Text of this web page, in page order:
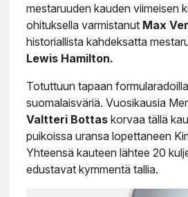
mestaruuden kauden viimeisen
ohituksella varmistanut Max
historiallista kahdeksatta
Lewis Hamilton.
Totuttuun tapaan
suomalaisväriä. Vuosikausia
Valtteri Bottaskorvaa tällä
puikoissa uransa lopettaneen
Yhteensä kauteen lähtee 20
edustavat kymmentä tallia.